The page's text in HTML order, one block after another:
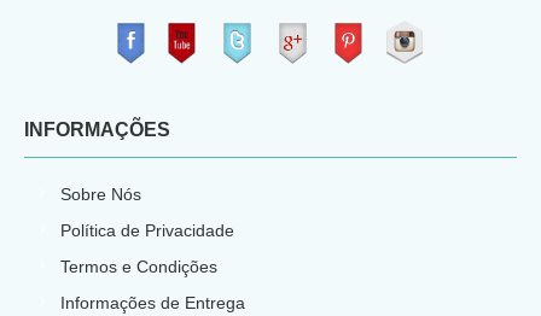
INFORMAÇÕES
Sobre Nós
Política de Privacidade
Termos e Condições
Informações de Entrega